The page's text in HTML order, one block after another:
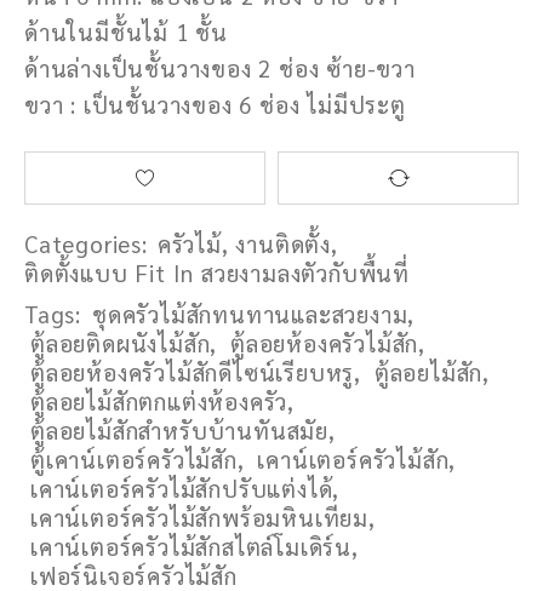
ด้านในมีชั้นไม้ 1 ชั้น
ด้านล่างเป็นชั้นวางของ 2 ช่อง ซ้าย-ขวา
ขวา : เป็นชั้นวางของ 6 ช่อง ไม่มีประตู
Categories: ครัวไม้,งานติดตั้ง,
ติดตั้งแบบ Fit In สวยงามลงตัวกับพื้นที่
Tags: ชุดครัวไม้สักทนทานและสวยงาม,
ตู้ลอยติดผนังไม้สัก, ตู้ลอยห้องครัวไม้สัก,
ตู้ลอยห้องครัวไม้สักดีไซน์เรียบหรู, ตู้ลอยไม้สัก,
ตู้ลอยไม้สักตกแต่งห้องครัว,
ตู้ลอยไม้สักสำหรับบ้านทันสมัย,
ตู้เคาน์เตอร์ครัวไม้สัก, เคาน์เตอร์ครัวไม้สัก,
เคาน์เตอร์ครัวไม้สักปรับแต่งได้,
เคาน์เตอร์ครัวไม้สักพร้อมหินเทียม,
เคาน์เตอร์ครัวไม้สักสไตล์โมเดิร์น,
เฟอร์นิเจอร์ครัวไม้สัก